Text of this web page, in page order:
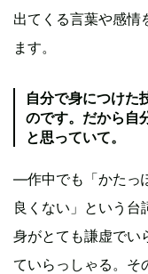
出てくる言葉や感情
ます。
自分で身につけた
のです。だから自
と思っていて。
―作中でも「かたっ
良くない」という台
身がとても謙虚でい
ていらっしゃる。そ